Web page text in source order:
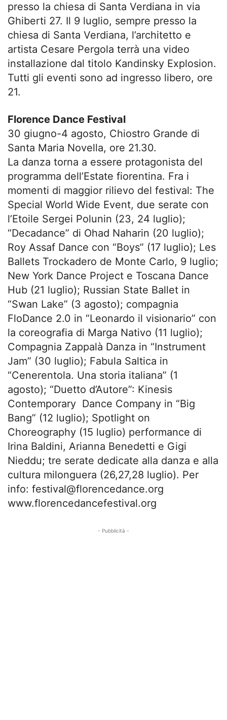
presso la chiesa di Santa Verdiana in via
Ghiberti 27. Il 9 luglio, sempre presso la
chiesa di Santa Verdiana, l’architetto e
artista Cesare Pergola terrà una video
installazione dal titolo Kandinsky Explosion.
Tutti gli eventi sono ad ingresso libero, ore
21.
Florence Dance Festival
30 giugno-4 agosto, Chiostro Grande di
Santa Maria Novella, ore 21.30.
La danza torna a essere protagonista del
programma dell’Estate fiorentina. Fra i
momenti di maggior rilievo del festival: The
Special World Wide Event, due serate con
l’Etoile Sergei Polunin (23, 24 luglio);
“Decadance” di Ohad Naharin (20 luglio);
Roy Assaf Dance con “Boys” (17 luglio); Les
Ballets Trockadero de Monte Carlo, 9 luglio;
New York Dance Project e Toscana Dance
Hub (21 luglio); Russian State Ballet in
“Swan Lake” (3 agosto); compagnia
FloDance 2.0 in “Leonardo il visionario” con
la coreografia di Marga Nativo (11 luglio);
Compagnia Zappalà Danza in “Instrument
Jam” (30 luglio); Fabula Saltica in
“Cenerentola. Una storia italiana” (1
agosto); “Duetto d’Autore”: Kinesis
Contemporary Dance Company in “Big
Bang” (12 luglio); Spotlight on
Choreography (15 luglio) performance di
Irina Baldini, Arianna Benedetti e Gigi
Nieddu; tre serate dedicate alla danza e alla
cultura milonguera (26,27,28 luglio). Per
info: festival@florencedance.org
www.florencedancefestival.org
- Pubblicità -